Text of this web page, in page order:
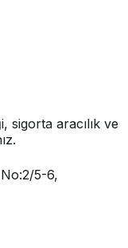
sigorta aracılık ve
5-6,